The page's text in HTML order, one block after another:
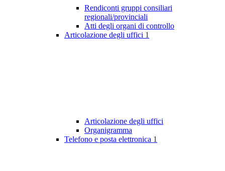
Rendiconti gruppi consiliari
regionali/provinciali
Atti degli organi di controllo
Articolazione degli uffici 1
Articolazione degli uffici
Organigramma
Telefono e posta elettronica 1